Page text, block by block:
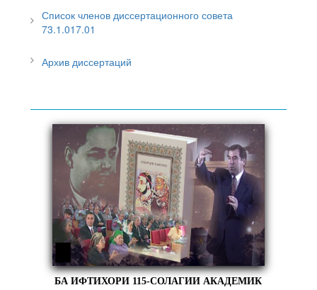
Список членов диссертационного совета
73.1.017.01
Архив диссертаций
БА ИФТИХОРИ 115-СОЛАГИИ АКАДЕМИК